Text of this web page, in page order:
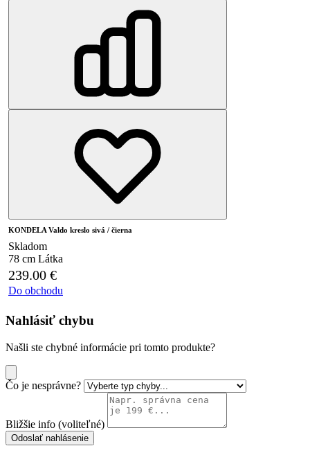
KONDELA Valdo kreslo sivá / čierna
Skladom
78 cm Látka
239.00 €
Do obchodu
Nahlásiť chybu
Našli ste chybné informácie pri tomto produkte?
Čo je nesprávne?
Bližšie info (voliteľné)
Odoslať nahlásenie